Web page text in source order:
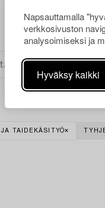
Napsauttamalla
verkkosivuston
analysoimiseksi ja
Hyväksy kaikki
TAIDEKÄSITYÖ